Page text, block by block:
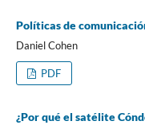
Políticas de
Daniel Cohen
PDF
¿Por qué el satélite